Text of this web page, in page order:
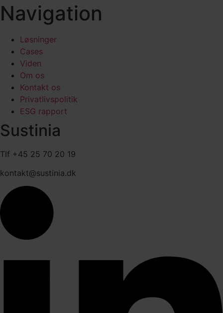
Navigation
Løsninger
Cases
Viden
Om os
Kontakt os
Privatlivspolitik
ESG rapport
Sustinia
Tlf +45 25 70 20 19
kontakt@sustinia.dk